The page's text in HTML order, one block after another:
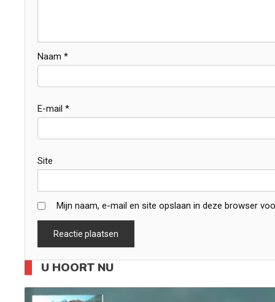
Naam *
E-mail *
Site
Mijn naam, e-mail en site opslaan in deze browser
U HOORT NU